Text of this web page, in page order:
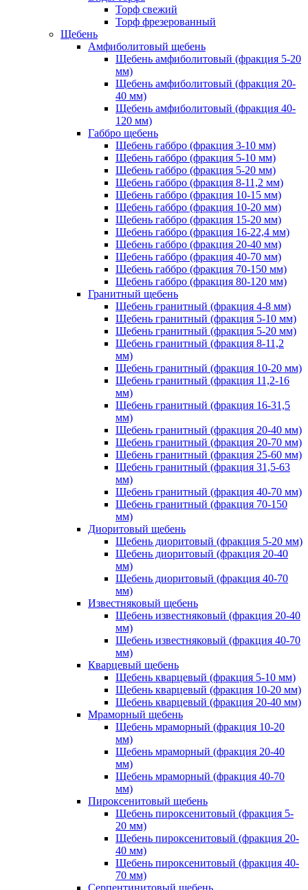
Торф свежий
Торф фрезерованный
Щебень
Амфиболитовый щебень
Щебень амфиболитовый (фракция 5-20
мм)
Щебень амфиболитовый (фракция 20-
40 мм)
Щебень амфиболитовый (фракция 40-
120 мм)
Габбро щебень
Щебень габбро (фракция 3-10 мм)
Щебень габбро (фракция 5-10 мм)
Щебень габбро (фракция 5-20 мм)
Щебень габбро (фракция 8-11,2 мм)
Щебень габбро (фракция 10-15 мм)
Щебень габбро (фракция 10-20 мм)
Щебень габбро (фракция 15-20 мм)
Щебень габбро (фракция 16-22,4 мм)
Щебень габбро (фракция 20-40 мм)
Щебень габбро (фракция 40-70 мм)
Щебень габбро (фракция 70-150 мм)
Щебень габбро (фракция 80-120 мм)
Гранитный щебень
Щебень гранитный (фракция 4-8 мм)
Щебень гранитный (фракция 5-10 мм)
Щебень гранитный (фракция 5-20 мм)
Щебень гранитный (фракция 8-11,2
мм)
Щебень гранитный (фракция 10-20 мм)
Щебень гранитный (фракция 11,2-16
мм)
Щебень гранитный (фракция 16-31,5
мм)
Щебень гранитный (фракция 20-40 мм)
Щебень гранитный (фракция 20-70 мм)
Щебень гранитный (фракция 25-60 мм)
Щебень гранитный (фракция 31,5-63
мм)
Щебень гранитный (фракция 40-70 мм)
Щебень гранитный (фракция 70-150
мм)
Диоритовый щебень
Щебень диоритовый (фракция 5-20 мм)
Щебень диоритовый (фракция 20-40
мм)
Щебень диоритовый (фракция 40-70
мм)
Известняковый щебень
Щебень известняковый (фракция 20-40
мм)
Щебень известняковый (фракция 40-70
мм)
Кварцевый щебень
Щебень кварцевый (фракция 5-10 мм)
Щебень кварцевый (фракция 10-20 мм)
Щебень кварцевый (фракция 20-40 мм)
Мраморный щебень
Щебень мраморный (фракция 10-20
мм)
Щебень мраморный (фракция 20-40
мм)
Щебень мраморный (фракция 40-70
мм)
Пироксенитовый щебень
Щебень пироксенитовый (фракция 5-
20 мм)
Щебень пироксенитовый (фракция 20-
40 мм)
Щебень пироксенитовый (фракция 40-
70 мм)
Серпентинитовый щебень